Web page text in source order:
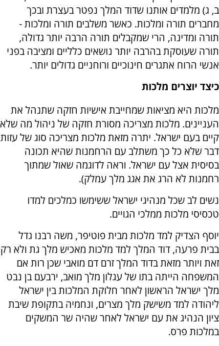
ב, ג) מלמדים אותנו שדוד המלך נפטר בעצרת ובכך
מחברים תורה ומלכות. כאשר משלבים תורה ומלכות -
תורה ומדינה, הרי שמקבלים תורה הרבה יותר גדולה,
תורה שעוסקת בהרבה יותר נושאים כלליים ומציבה בפני
אנשי הרוח אתגרים חינוכיים ורוחניים גדולים יותר.
כיצד יוצרים מלכות
מלכות היא מציאות שמחייבת אישיות חזקה שתנהל את
העניינים. מלכות מצריכה מסורת חזקה של ניהול מה שלא
קיים בעם ישראל. יתרה מזאת מלכות מצריכה סוג של עזות
דבר שלא כל כך משתלב עם הרחמנות שהיא תכונה
בסיסית אצל עם ישראל. וראה לדוגמה שאול שמתוך
רחמנות לא הרג את אגג מלך עמלק).
נשים לב שכל מנהיגי ישראל ששימשו כמלכים למדו
טכסיסי מלכות ממלכי הגויים.
יוסף הצדיק למד מלכות מבית פוטיפר, משה רבנו גדל
בבית פרעה, דוד המלך למד מלכות מאכיש מלך גת ולא רק
זאת ויותר מזאת בדוד המלך זרם דם מואבי שכן רות אם
המשפחה הייתה בתו של עגלון מלך מואב, ירבעם בן נבט
מלך ישראל הראשון לאחר חלוקת המלכות בין ישראל
ליהודה למד משישק מלך מצרים, ונחמיה בתקופת שיבת
ציון הנהיג את עם ישראל לאחר שהיה שר המשקים
במלכות פרס.